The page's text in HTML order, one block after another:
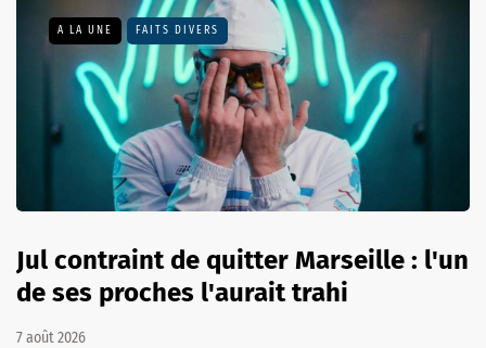
A LA UNE FAITS DIVERS
Jul contraint de quitter Marseille : l'un
de ses proches l'aurait trahi
7 août 2026